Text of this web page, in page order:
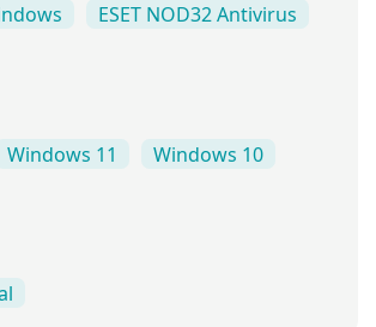
ESET NOD32 Antivirus
Windows 11
Windows 10